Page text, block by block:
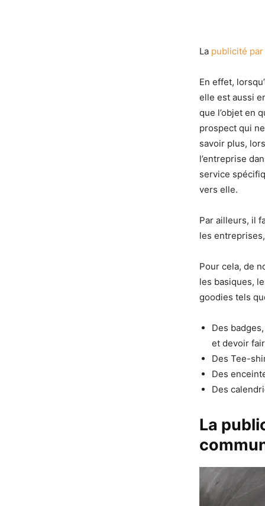
La publicité par
En effet,
elle est aussi
que l’objet en
prospect qui
savoir plus,
l’entreprise
service
vers elle.
Par ailleurs, il
les
Pour cela, de
les basiques,
goodies tels
Des
et devoir
Des Tee-
Des
Des
La